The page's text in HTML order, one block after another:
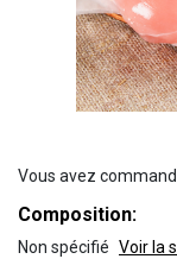
Vous avez
Composition:
Non spécifié Voir la